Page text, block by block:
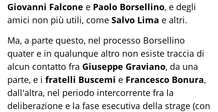
Giovanni Falcone e Paolo Borsellino, e degli
amici non più utili, come Salvo Lima e altri.
Ma, a parte questo, nel processo Borsellino
quater e in qualunque altro non esiste traccia di
alcun contatto fra Giuseppe Graviano, da una
parte, e i fratelli Buscemi e Francesco Bonura,
dall'altra, nel periodo intercorrente fra la
deliberazione e la fase esecutiva della strage (con